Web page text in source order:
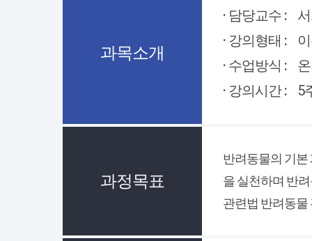
과목소개
· 담당교수 :
· 강의형태 :
· 수업방식 :
· 강의시간 :
5
과정목표
반려동물의 기본
을 실천하며 반
관련법 반려동물